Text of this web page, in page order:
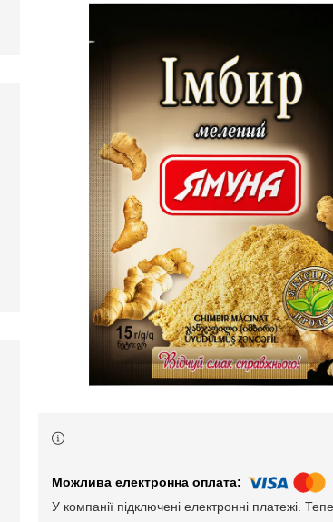
У компанії підключені електронні платежі.